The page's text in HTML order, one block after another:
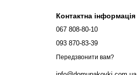
Контактна інформація
067 808-80-10
093 870-83-39
Передзвонити вам?